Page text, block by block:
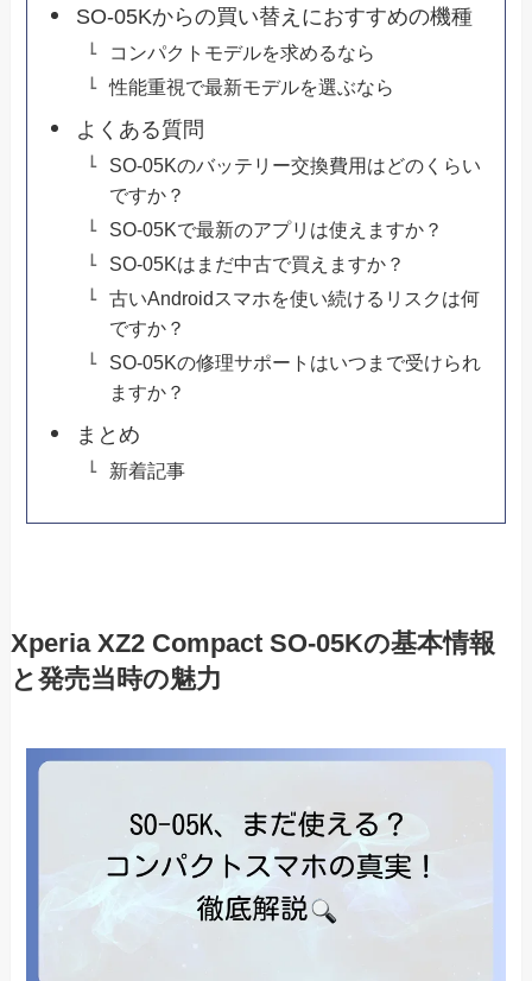
SO-05Kからの買い替えにおすすめの機種
コンパクトモデルを求めるなら
性能重視で最新モデルを選ぶなら
よくある質問
SO-05Kのバッテリー交換費用はどのくらい
ですか？
SO-05Kで最新のアプリは使えますか？
SO-05Kはまだ中古で買えますか？
古いAndroidスマホを使い続けるリスクは何
ですか？
SO-05Kの修理サポートはいつまで受けられ
ますか？
まとめ
新着記事
Xperia XZ2 Compact SO-05Kの基本情報
と発売当時の魅力